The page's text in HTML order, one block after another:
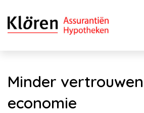
Minder
economie